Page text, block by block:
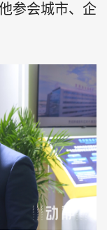
参会城市、企